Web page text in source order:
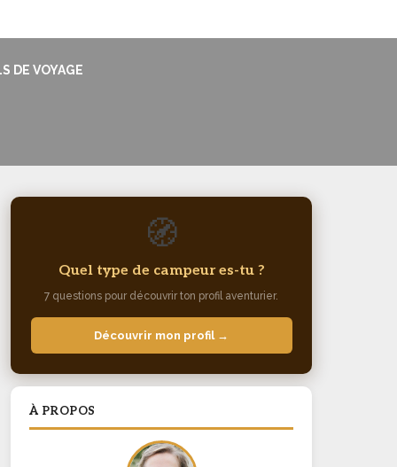
DE VOYAGE
🧭
Quel type de campeur es-tu ?
7 questions pour découvrir ton profil aventurier.
Découvrir mon profil →
À PROPOS